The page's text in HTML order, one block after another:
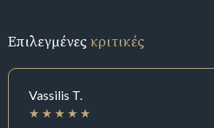
Επιλεγμένεςκριτικές
Vassilis T.